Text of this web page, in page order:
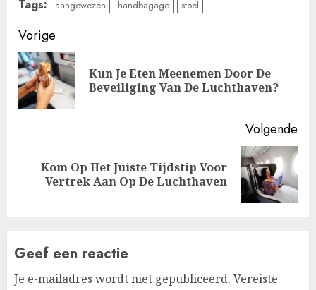
Tags: aangewezen handbagage stoel
Doorgaan
met
lezen
Vorige
Kun Je Eten Meenemen Door De
Beveiliging Van De Luchthaven?
Volgende
Volgende
bericht:
Kom Op Het Juiste Tijdstip Voor
Vertrek Aan Op De Luchthaven
Geef een reactie
Je e-mailadres wordt niet gepubliceerd. Vereiste